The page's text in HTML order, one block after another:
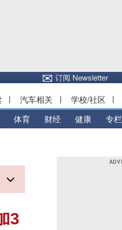
✉订阅 Newsletter
| 汽车相关 | 学校/社区 |
体育 财经 健康 专栏
3